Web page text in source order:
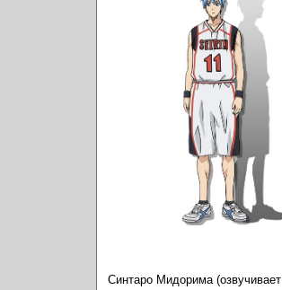
Синтаро Мидорима (озвучивает